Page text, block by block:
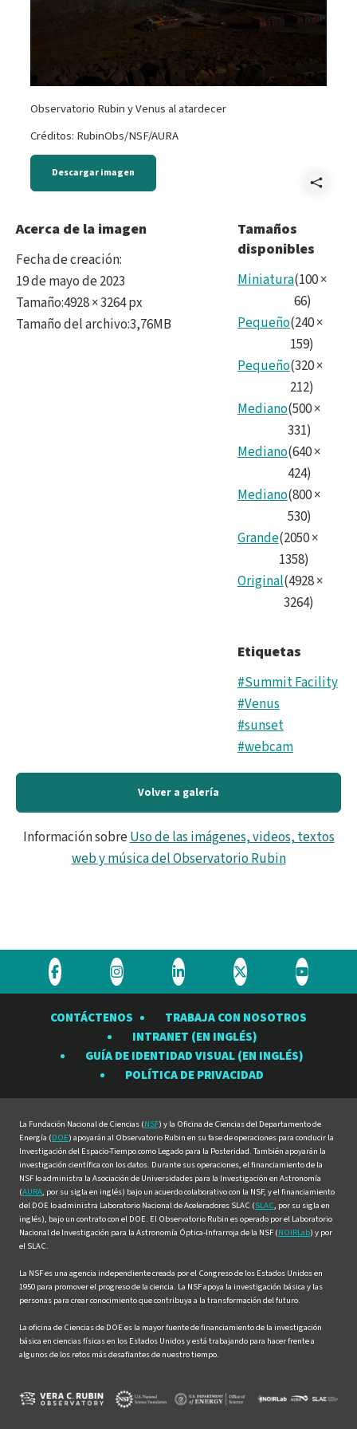
Observatorio Rubin y Venus al atardecer
Créditos: RubinObs/NSF/AURA
Descargar imagen
Acerca de la imagen
Fecha de creación:
19 de mayo de 2023
Tamaño:4928 × 3264 px
Tamaño del archivo:3,76MB
Tamaños
disponibles
Miniatura(100×
66)
Pequeño(240×
159)
Pequeño(320×
212)
Mediano(500×
331)
Mediano(640×
424)
Mediano(800×
530)
Grande(2050×
1358)
Original(4928×
3264)
Etiquetas
#Summit Facility
#Venus
#sunset
#webcam
Volver a galería
Información sobreUso de las imágenes, videos, textos
web y música del Observatorio Rubin
Visite
Observatorio
Visite
Observatorio
Rubin
en
Visite
Observatorio
Rubin
en
Visite
Observatorio
Rubin
en
Visite
Rubin
en
CONTÁCTENOS
TRABAJA CON NOSOTROS
INTRANET (EN INGLÉS)
GUÍA DE IDENTIDAD VISUAL (EN INGLÉS)
POLÍTICA DE PRIVACIDAD
La Fundación Nacional de Ciencias (NSF) y la Oficina de Ciencias del Departamento de
Energía (DOE) apoyarán al Observatorio Rubin en su fase de operaciones para conducir la
Investigación del Espacio-Tiempo como Legado para la Posteridad. También apoyarán la
investigación científica con los datos. Durante sus operaciones, el financiamiento de la
NSF lo administra la Asociación de Universidades para la Investigación en Astronomía
(AURA, por su sigla en inglés) bajo un acuerdo colaborativo con la NSF, y el financiamiento
del DOE lo administra Laboratorio Nacional de Aceleradores SLAC (SLAC, por su sigla en
inglés), bajo un contrato con el DOE. El Observatorio Rubin es operado por el Laboratorio
Nacional de Investigación para la Astronomía Óptica-Infrarroja de la NSF (NOIRLab) y por
el SLAC.
La NSF es una agencia independiente creada por el Congreso de los Estados Unidos en
1950 para promover el progreso de la ciencia. La NSF apoya la investigación básica y las
personas para crear conocimiento que contribuya a la transformación del futuro.
La oficina de Ciencias de DOE es la mayor fuente de financiamiento de la investigación
básica en ciencias físicas en los Estados Unidos y está trabajando para hacer frente a
algunos de los retos más desafiantes de nuestro tiempo.